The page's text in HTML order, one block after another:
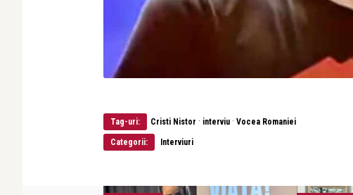
Tag-uri: Cristi Nistor · interviu · Vocea Romaniei
Categorii: Interviuri